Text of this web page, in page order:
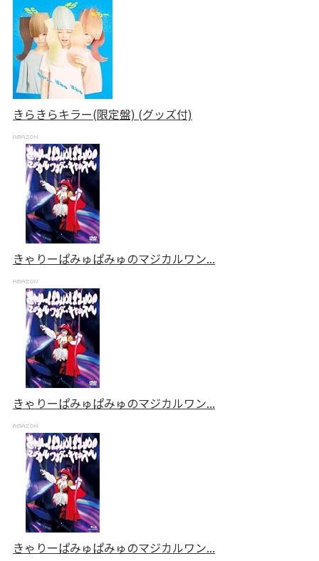
きらきらキラー(限定盤) (グッズ付)
きゃりーぱみゅぱみゅのマジカルワン...
きゃりーぱみゅぱみゅのマジカルワン...
きゃりーぱみゅぱみゅのマジカルワン...